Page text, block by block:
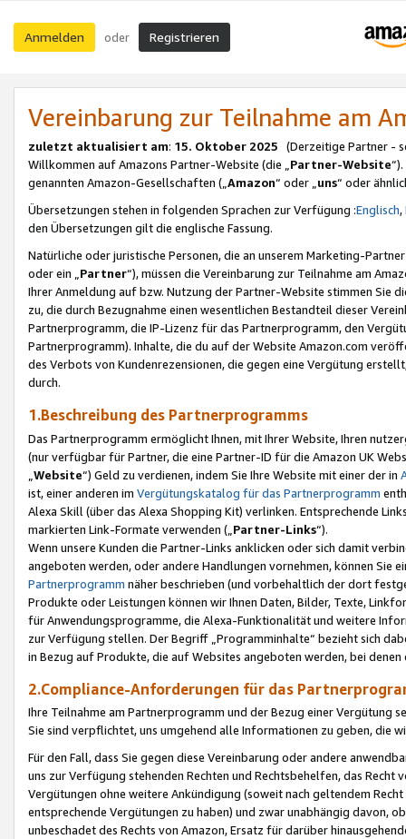
Anmelden oder Registrieren
Vereinbarung zur Teilnahme am
zuletzt aktualisiert am: 15. Oktober 2025 (Derzeitige Partner -
Willkommen auf Amazons Partner-Website (die „Partner-Website
genannten Amazon-Gesellschaften („Amazon“ oder „uns“ oder
Übersetzungen stehen in folgenden Sprachen zur Verfügung :Englisch,
den Übersetzungen gilt die englische Fassung.
Natürliche oder juristische Personen, die an unserem Marketing-
oder ein „Partner“), müssen die Vereinbarung zur Teilnahme am
Ihrer Anmeldung auf bzw. Nutzung der Partner-Website stimmen Sie
zu, die durch Bezugnahme einen wesentlichen Bestandteil dieser
Partnerprogramm, die IP-Lizenz für das Partnerprogramm, den
Partnerprogramm). Inhalte, die du auf der Website Amazon.com
des Verbots von Kundenrezensionen, die gegen eine Vergütung
durch.
1.Beschreibung des Partnerprogramms
Das Partnerprogramm ermöglicht Ihnen, mit Ihrer Website, Ihren
(nur verfügbar für Partner, die eine Partner-ID für die Amazon UK
Website“) Geld zu verdienen, indem Sie Ihre Website mit einer der in
ist, einer anderen im Vergütungskatalog für das Partnerprogramm
Alexa Skill (über das Alexa Shopping Kit) verlinken. Entsprechende
markierten Link-Formate verwenden („ Partner-Links“).
Wenn unsere Kunden die Partner-Links anklicken oder sich damit
angeboten werden, oder andere Handlungen vornehmen, können Sie
Partnerprogramm näher beschrieben (und vorbehaltlich der dort
Produkte oder Leistungen können wir Ihnen Daten, Bilder, Texte,
für Anwendungsprogramme, die Alexa-Funktionalität und weitere
zur Verfügung stellen. Der Begriff „Programminhalte“ bezieht sich
in Bezug auf Produkte, die auf Websites angeboten werden, bei
2.Compliance-Anforderungen für das
Ihre Teilnahme am Partnerprogramm und der Bezug einer Vergütung
Sie sind verpflichtet, uns umgehend alle Informationen zu geben, die
Für den Fall, dass Sie gegen diese Vereinbarung oder andere
uns zur Verfügung stehenden Rechten und Rechtsbehelfen, das
Vergütungen ohne weitere Ankündigung (soweit nach geltendem
entsprechende Vergütungen zu haben) und zwar unabhängig davon,
unbeschadet des Rechts von Amazon, Ersatz für darüber